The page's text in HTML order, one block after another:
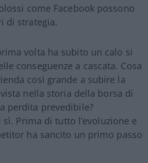
come Facebook possono
di strategia.
volta ha subito un calo si
conseguenze a cascata. Cosa
così grande a subire la
nella storia della borsa di
perdita prevedibile?
Prima di tutto l’evoluzione e
ha sancito un primo passo